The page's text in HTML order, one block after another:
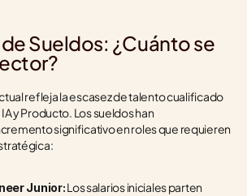
Sueldos: ¿Cuánto se
refleja la escasez de talento cualificado
y Producto. Los sueldos han
significativo en roles que requieren
Junior: Los salarios iniciales parten